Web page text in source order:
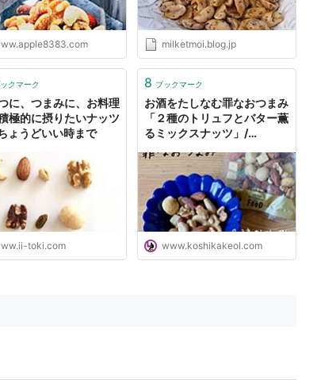
milketmoi.blog.jp
クマーク
に、つまみに、お料理
極的に摂りたいナッツ
ょうどいい時まで
toki.com
8 ブックマーク
お酒をたしなむ罪なおつまみ
「２種のトリュフとバター薫
るミックスナッツ」/
掛けOLのメモ帳
www.koshikakeol.com